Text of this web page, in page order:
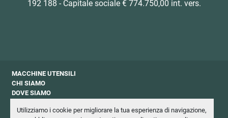
Utilizziamo i cookie per migliorare la tua esperienza di navigazione,
192 188 - Capitale sociale € 774.750,00 int. vers.
MACCHINE UTENSILI
CHI SIAMO
DOVE SIAMO
PRIVACY